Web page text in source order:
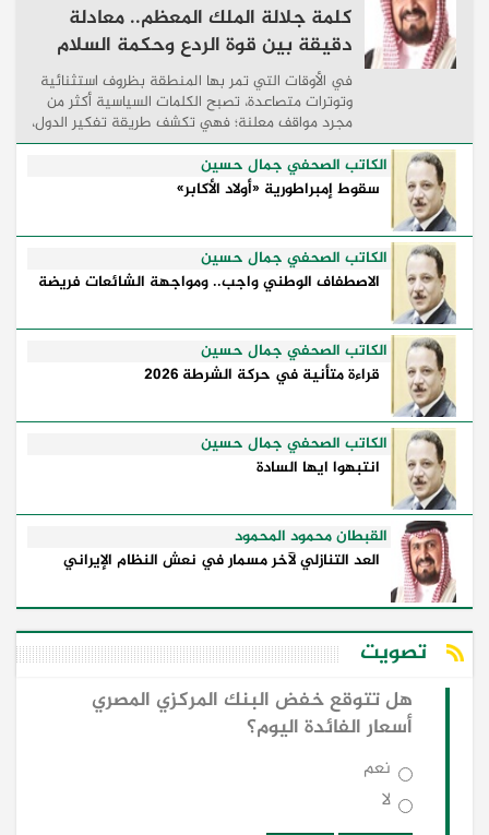
كلمة جلالة الملك المعظم.. معادلة
دقيقة بين قوة الردع وحكمة السلام
في الأوقات التي تمر بها المنطقة بظروف استثنائية
وتوترات متصاعدة، تصبح الكلمات السياسية أكثر من
مجرد مواقف معلنة؛ فهي تكشف طريقة تفكير الدول،
وكيفية إدارتها للأزمات، والحدود التي تفصل بين القوة
...
الكاتب الصحفي جمال حسين
سقوط إمبراطورية «أولاد الأكابر»
الكاتب الصحفي جمال حسين
الاصطفاف الوطني واجب.. ومواجهة الشائعات فريضة
الكاتب الصحفي جمال حسين
قراءة متأنية في حركة الشرطة 2026
الكاتب الصحفي جمال حسين
انتبهوا ايها السادة
القبطان محمود المحمود
العد التنازلي لآخر مسمار في نعش النظام الإيراني
تصويت
هل تتوقع خفض البنك المركزي المصري
أسعار الفائدة اليوم؟
نعم
لا